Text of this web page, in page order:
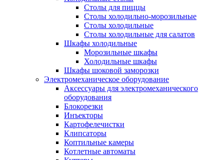
Столы для пиццы
Столы холодильно-морозильные
Столы холодильные
Столы холодильные для салатов
Шкафы холодильные
Mорозильные шкафы
Холодильные шкафы
Шкафы шоковой заморозки
Электромеханическое оборудование
Аксессуары для электромеханического
оборудования
Блокорезки
Инъекторы
Картофелечистки
Клипсаторы
Коптильные камеры
Котлетные автоматы